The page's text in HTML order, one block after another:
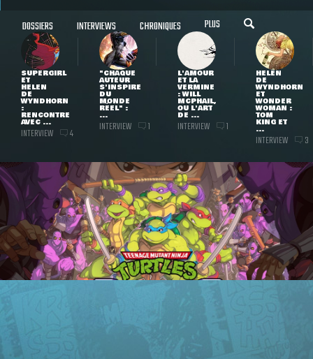
DOSSIERS INTERVIEWS CHRONIQUES PLUS
SUPERGIRL
ET
HELEN
DE
WYNDHORN
:
RENCONTRE
AVEC ...
INTERVIEW 4
"CHAQUE
AUTEUR
S'INSPIRE
DU
MONDE
RÉEL" :
...
INTERVIEW 1
L'AMOUR
ET LA
VERMINE
: WILL
MCPHAIL,
OU L'ART
DE ...
INTERVIEW 1
HELEN
DE
WYNDHORN
ET
WONDER
WOMAN :
TOM
KING ET
...
INTERVIEW 3